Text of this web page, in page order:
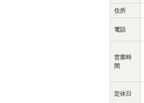
住所
電話
営業時
間
定休日